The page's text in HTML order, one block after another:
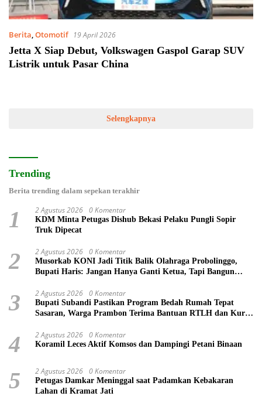
Berita,Otomotif 19 April 2026
Jetta X Siap Debut, Volkswagen Gaspol Garap SUV
Listrik untuk Pasar China
Selengkapnya
Trending
Berita trending dalam sepekan terakhir
1 2 Agustus 2026 0 Komentar
KDM Minta Petugas Dishub Bekasi Pelaku Pungli Sopir
Truk Dipecat
2 2 Agustus 2026 0 Komentar
Musorkab KONI Jadi Titik Balik Olahraga Probolinggo,
Bupati Haris: Jangan Hanya Ganti Ketua, Tapi Bangun
3 2 Agustus 2026 0 Komentar
Bupati Subandi Pastikan Program Bedah Rumah Tepat
Sasaran, Warga Prambon Terima Bantuan RTLH dan Kursi
4 2 Agustus 2026 0 Komentar
Koramil Leces Aktif Komsos dan Dampingi Petani Binaan
5 2 Agustus 2026 0 Komentar
Petugas Damkar Meninggal saat Padamkan Kebakaran
Lahan di Kramat Jati